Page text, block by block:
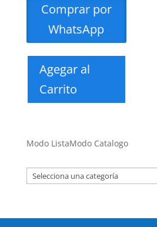
Comprar por
WhatsApp
Agegar al
Carrito
Modo ListaModo Catalogo
Selecciona
una